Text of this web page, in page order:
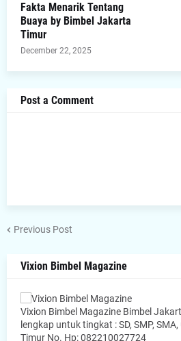
Fakta Menarik Tentang
Buaya by Bimbel Jakarta
Timur
December 22, 2025
Post a Comment
Previous Post
Vixion Bimbel Magazine
Vixion Bimbel Magazine Bimbel
lengkap untuk tingkat : SD, SMP,
Timur No. Hp: 082210027724